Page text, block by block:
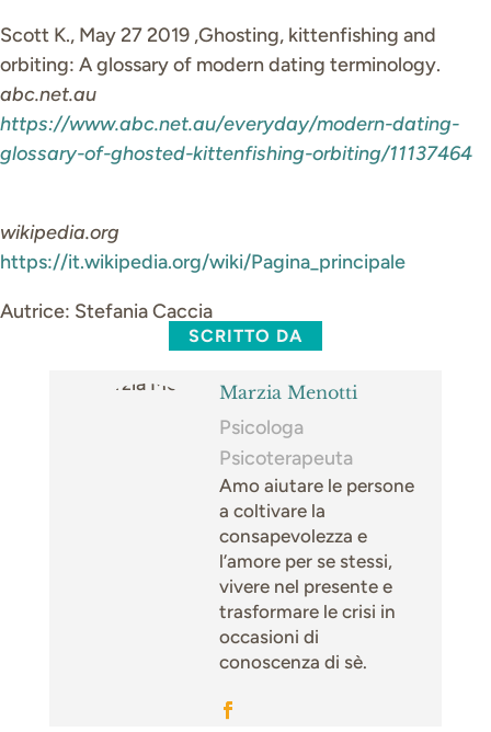
Scott K., May 27 2019 ,Ghosting, kittenfishing and
orbiting: A glossary of modern dating terminology.
abc.net.au
https://www.abc.net.au/everyday/modern-dating-
glossary-of-ghosted-kittenfishing-orbiting/11137464
wikipedia.org
https://it.wikipedia.org/wiki/Pagina_principale
Autrice: Stefania Caccia
SCRITTO DA
Marzia Menotti
Psicologa
Psicoterapeuta
Amo aiutare le persone
a coltivare la
consapevolezza e
l’amore per se stessi,
vivere nel presente e
trasformare le crisi in
occasioni di
conoscenza di sè.